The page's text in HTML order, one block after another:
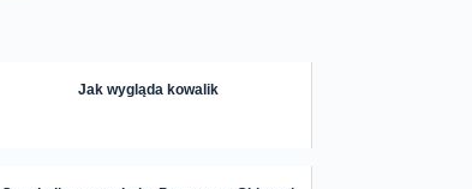
Jak wygląda kowalik